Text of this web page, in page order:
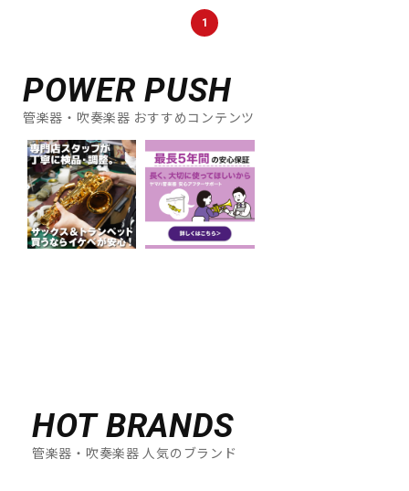
1
POWER PUSH
管楽器・吹奏楽器 おすすめコンテンツ
HOT BRANDS
管楽器・吹奏楽器 人気のブランド